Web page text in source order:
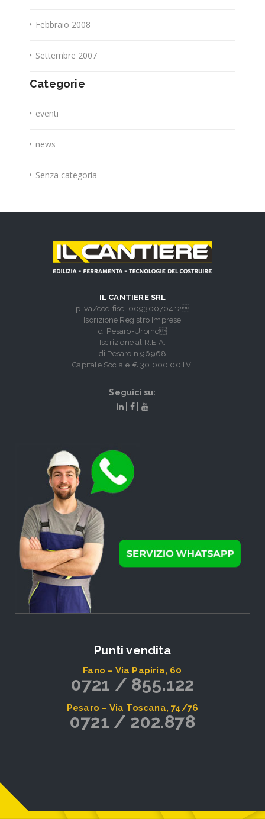
Febbraio 2008
Settembre 2007
Categorie
eventi
news
Senza categoria
IL CANTIERE SRL
p.iva/cod.fisc. 00930070412
Iscrizione Registro Imprese
di Pesaro-Urbino
Iscrizione al R.E.A.
di Pesaro n.96968
Capitale Sociale € 30.000,00 I.V.
Seguici su:
Punti vendita
Fano – Via Papiria, 60
0721 / 855.122
Pesaro – Via Toscana, 74/76
0721 / 202.878